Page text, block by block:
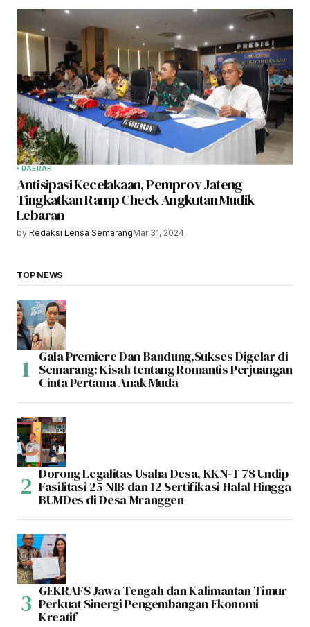
DAERAH
Antisipasi Kecelakaan, Pemprov Jateng
Tingkatkan Ramp Check Angkutan Mudik
Lebaran
by Redaksi Lensa SemarangMar 31, 2024
TOP NEWS
Gala Premiere Dan Bandung,Sukses Digelar di
Semarang: Kisah tentang Romantis Perjuangan
Cinta Pertama Anak Muda
Dorong Legalitas Usaha Desa, KKN-T 78 Undip
Fasilitasi 25 NIB dan 12 Sertifikasi Halal Hingga
BUMDes di Desa Mranggen
GEKRAFS Jawa Tengah dan Kalimantan Timur
Perkuat Sinergi Pengembangan Ekonomi
Kreatif